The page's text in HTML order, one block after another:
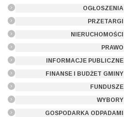
OGŁOSZENIA
PRZETARGI
NIERUCHOMOŚCI
PRAWO
INFORMACJE PUBLICZNE
FINANSE I BUDŻET GMINY
FUNDUSZE
WYBORY
GOSPODARKA ODPADAMI